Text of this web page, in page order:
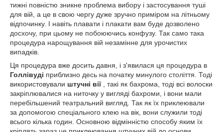
тижні повністю зникне проблема вибору і застосування туші
для вій, а це в свою чергу дуже зручно приміром на літньому
відпочинку. І навіть плавати і плакати вам буде дозволено
досхочу, при цьому не побоюючись конфузу. Так само така
процедура нарощування вій незамінне для урочистих
випадків.
Ця процедура вже досить давня, і з'явилася ця процедура в
Голлівуді приблизно десь на початку минулого століття. Тоді
використовували штучні вії, такі як бахрома, тоді всі волоски
закріплювалися на ниточку у вигляді бахроми, і вони мали
перебільшений театральний вигляд. Так як їх приклеювали
за допомогою спеціального клею на вік, вони служили тоді
всього кілька годин. Основною відмінністю способу яким їх